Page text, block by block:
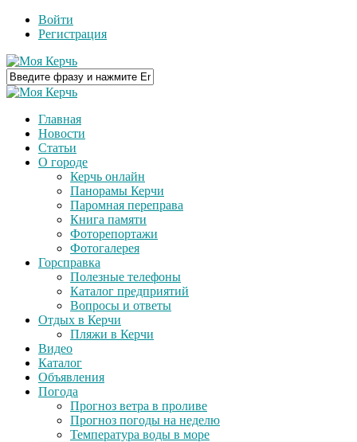
Войти
Регистрация
Главная
Новости
Статьи
О городе
Керчь онлайн
Панорамы Керчи
Паромная переправа
Книга памяти
Фоторепортажи
Фотогалерея
Горсправка
Полезные телефоны
Каталог предприятий
Вопросы и ответы
Отдых в Керчи
Пляжи в Керчи
Видео
Каталог
Объявления
Погода
Прогноз ветра в проливе
Прогноз погоды на неделю
Температура воды в море